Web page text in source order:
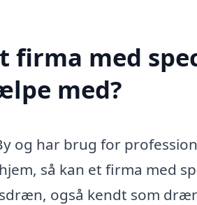
firma med
med?
og har brug for
så kan et firma med
også kendt som